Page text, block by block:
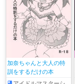
加奈ちゃんと大人の特
訓をするだけの本